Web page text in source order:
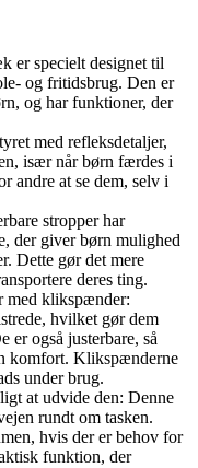
er specielt designet til
og fritidsbrug. Den er
og har funktioner, der
med refleksdetaljer,
især når børn færdes i
andre at se dem, selv i
stropper har
der giver børn mulighed
Dette gør det mere
deres ting.
med klikspænder:
hvilket gør dem
er også justerbare, så
komfort. Klikspænderne
under brug.
at udvide den: Denne
rundt om tasken.
hvis der er behov for
funktion, der